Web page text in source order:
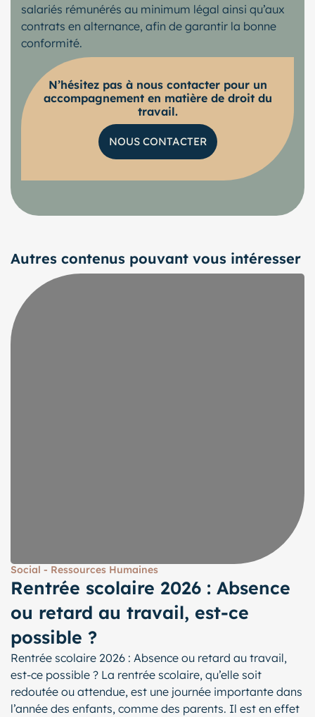
salariés rémunérés au minimum légal ainsi qu’aux
contrats en alternance, afin de garantir la bonne
conformité.
N’hésitez pas à nous contacter pour un
accompagnement en matière de droit du
travail.
NOUS CONTACTER
Autres contenus pouvant vous intéresser
Social - Ressources Humaines
Rentrée scolaire 2026 : Absence
ou retard au travail, est-ce
possible ?
Rentrée scolaire 2026 : Absence ou retard au travail,
est-ce possible ? La rentrée scolaire, qu’elle soit
redoutée ou attendue, est une journée importante dans
l’année des enfants, comme des parents. Il est en effet